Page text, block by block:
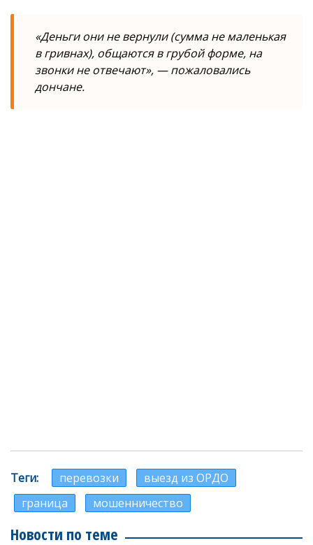
«Деньги они не вернули (сумма не маленькая
в гривнах), общаются в грубой форме, на
звонки не отвечают», — пожаловались
дончане.
Теги перевозки
выезд из ОРДО
граница
мошенничество
Новости по теме